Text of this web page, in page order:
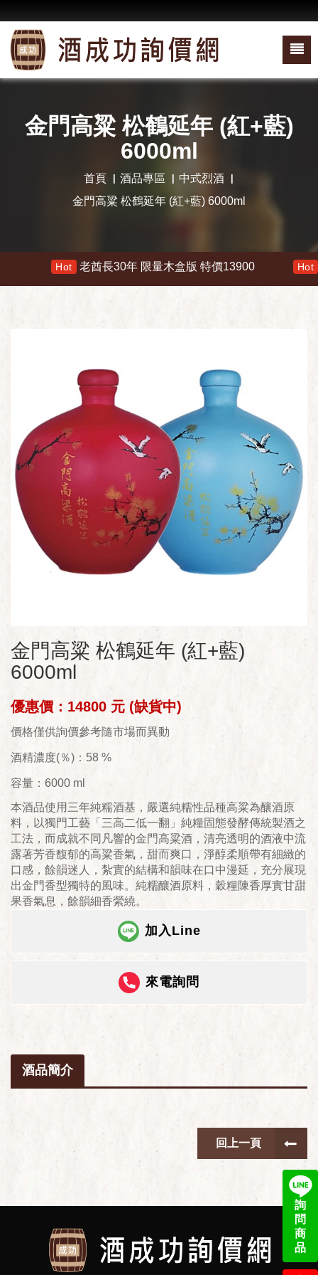
詢
問
商
品
金門高粱 松鶴延年 (紅+藍)
6000ml
首頁 酒品專區
中式烈酒
金門高粱 松鶴延年 (紅+藍) 6000ml
老酋長30年 限量木盒版 特價13900 響
金門高粱 松鶴延年 (紅+藍)
6000ml
優惠價：14800 元 (缺貨中)
價格僅供詢價參考隨市場而異動
酒精濃度(％)：58 %
容量：6000 ml
本酒品使用三年純糯酒基，嚴選純糯性品種高粱為釀酒原
料，以獨門工藝「三高二低一翻」純糧固態發酵傳統製酒之
工法，而成就不同凡響的金門高粱酒，清亮透明的酒液中流
露著芳香馥郁的高粱香氣，甜而爽口，淨醇柔順帶有細緻的
口感，餘韻迷人，紮實的結構和韻味在口中漫延，充分展現
出金門香型獨特的風味。純糯釀酒原料，穀糧陳香厚實甘甜
果香氣息，餘韻細香縈繞。
加入Line
來電詢問
酒品簡介
回上一頁